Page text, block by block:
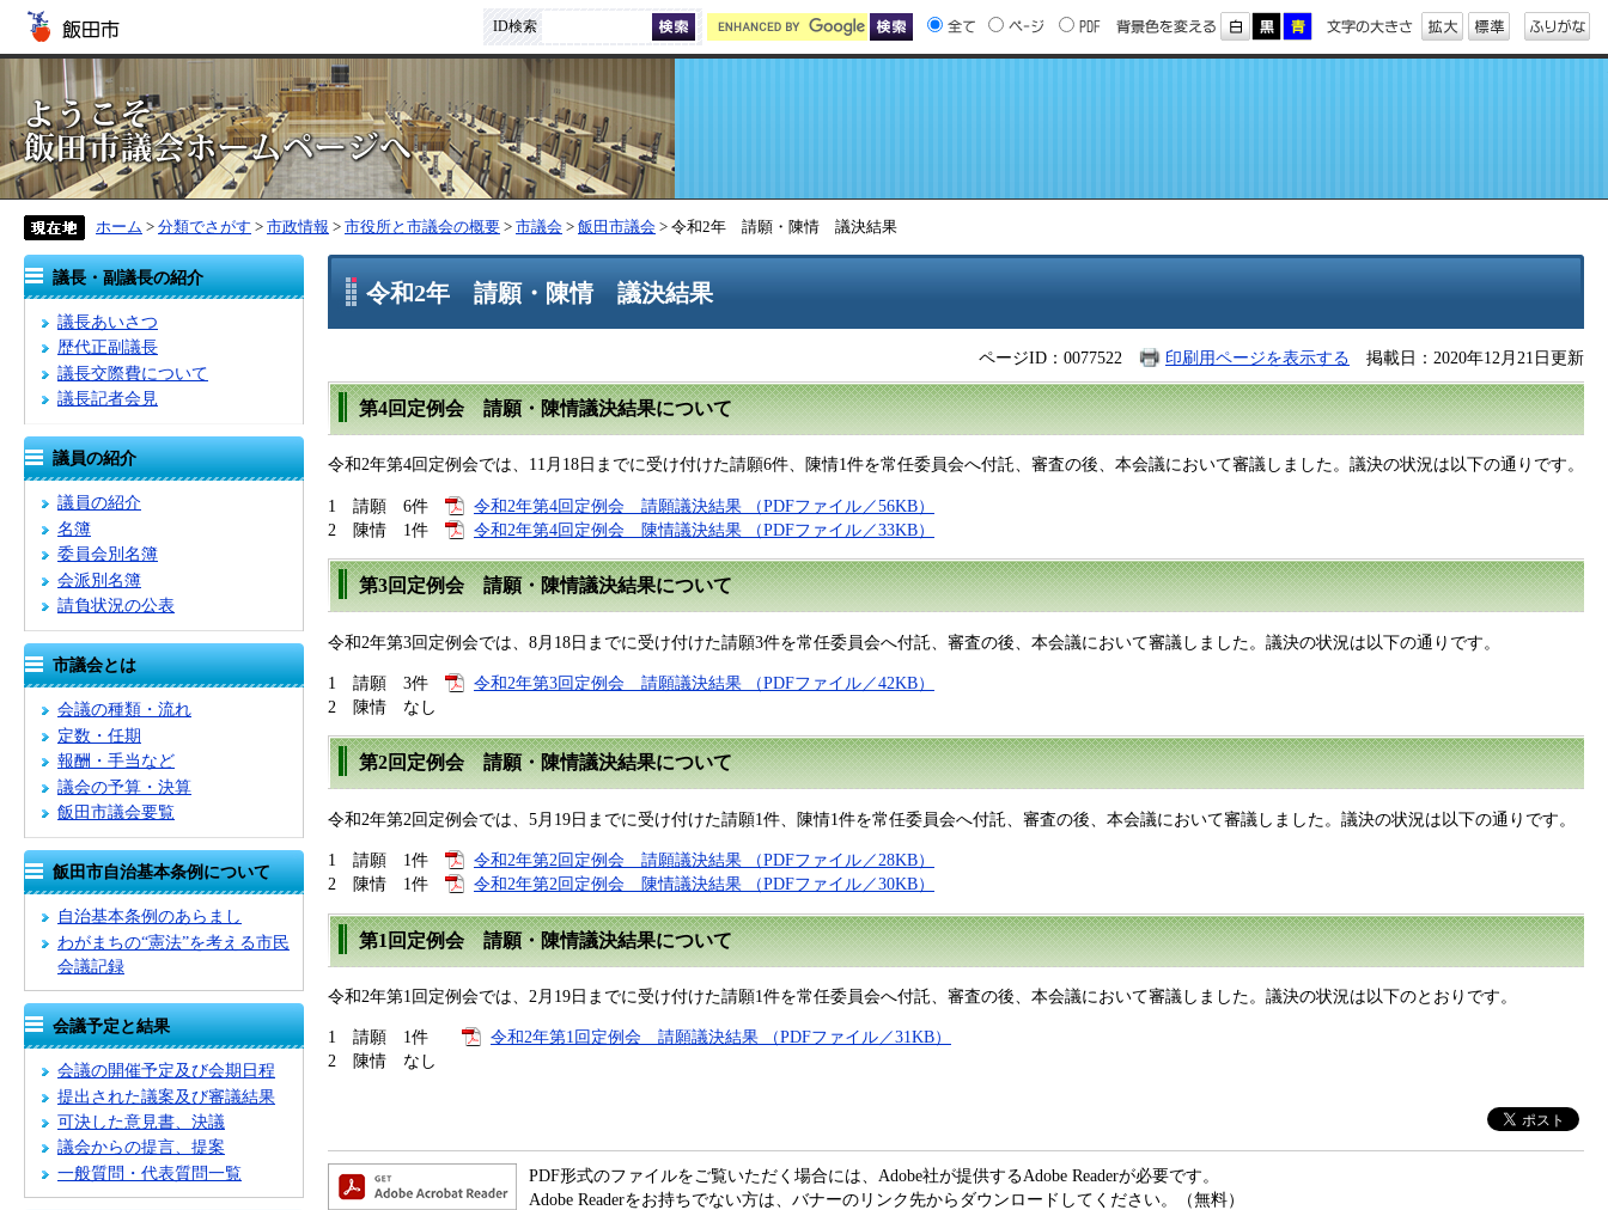
ID検索
ホーム > 分類でさがす > 市政情報 > 市役所と市議会の概要 > 市議会 > 飯田市議会 > 令和2年 請願・陳情 議決結果
議長・副議長の紹介
議長あいさつ
歴代正副議長
議長交際費について
議長記者会見
議員の紹介
議員の紹介
名簿
委員会別名簿
会派別名簿
請負状況の公表
市議会とは
会議の種類・流れ
定数・任期
報酬・手当など
議会の予算・決算
飯田市議会要覧
飯田市自治基本条例について
自治基本条例のあらまし
わがまちの“憲法”を考える市民
会議記録
会議予定と結果
会議の開催予定及び会期日程
提出された議案及び審議結果
可決した意見書、決議
議会からの提言、提案
一般質問・代表質問一覧
令和2年 請願・陳情 議決結果
ページID：0077522 印刷用ページを表示する 掲載日：2020年12月21日更新
第4回定例会 請願・陳情議決結果について
令和2年第4回定例会では、11月18日までに受け付けた請願6件、陳情1件を常任委員会へ付託、審査の後、本会議において審議しました。議決の状況は以下の通りです。
1 請願 6件
令和2年第4回定例会 請願議決結果 （PDFファイル／56KB）
2 陳情 1件
令和2年第4回定例会 陳情議決結果 （PDFファイル／33KB）
第3回定例会 請願・陳情議決結果について
令和2年第3回定例会では、8月18日までに受け付けた請願3件を常任委員会へ付託、審査の後、本会議において審議しました。議決の状況は以下の通りです。
1 請願 3件
令和2年第3回定例会 請願議決結果 （PDFファイル／42KB）
2 陳情 なし
第2回定例会 請願・陳情議決結果について
令和2年第2回定例会では、5月19日までに受け付けた請願1件、陳情1件を常任委員会へ付託、審査の後、本会議において審議しました。議決の状況は以下の通りです。
1 請願 1件
令和2年第2回定例会 請願議決結果 （PDFファイル／28KB）
2 陳情 1件
令和2年第2回定例会 陳情議決結果 （PDFファイル／30KB）
第1回定例会 請願・陳情議決結果について
令和2年第1回定例会では、2月19日までに受け付けた請願1件を常任委員会へ付託、審査の後、本会議において審議しました。議決の状況は以下のとおりです。
1 請願 1件
令和2年第1回定例会 請願議決結果 （PDFファイル／31KB）
2 陳情 なし
PDF形式のファイルをご覧いただく場合には、Adobe社が提供するAdobe Readerが必要です。
Adobe Readerをお持ちでない方は、バナーのリンク先からダウンロードしてください。（無料）